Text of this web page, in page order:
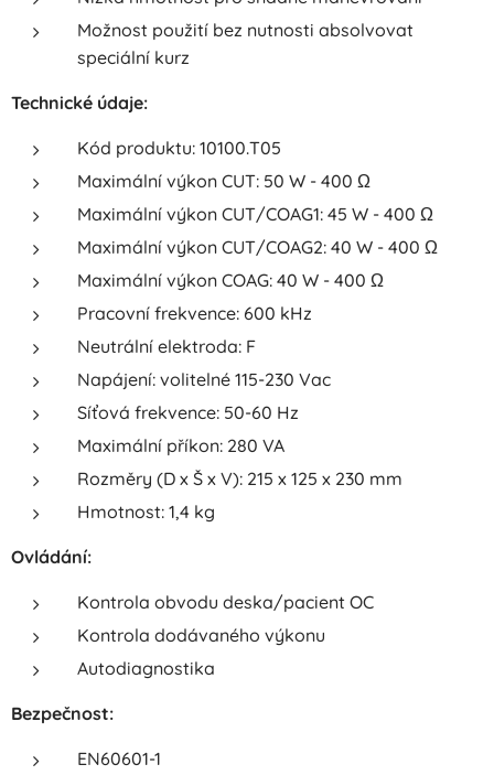
Možnost použití bez nutnosti absolvovat
speciální kurz
Technické údaje:
Kód produktu: 10100.T05
Maximální výkon CUT: 50 W - 400 Ω
Maximální výkon CUT/COAG1: 45 W - 400 Ω
Maximální výkon CUT/COAG2: 40 W - 400 Ω
Maximální výkon COAG: 40 W - 400 Ω
Pracovní frekvence: 600 kHz
Neutrální elektroda: F
Napájení: volitelné 115-230 Vac
Síťová frekvence: 50-60 Hz
Maximální příkon: 280 VA
Rozměry (D x Š x V): 215 x 125 x 230 mm
Hmotnost: 1,4 kg
Ovládání:
Kontrola obvodu deska/pacient OC
Kontrola dodávaného výkonu
Autodiagnostika
Bezpečnost:
EN60601-1